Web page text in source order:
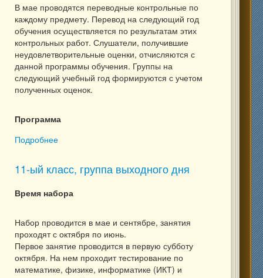
В мае проводятся переводные контрольные по
каждому предмету. Перевод на следующий год
обучения осуществляется по результатам этих
контрольных работ. Слушатели, получившие
неудовлетворительные оценки, отчисляются с
данной программы обучения. Группы на
следующий учебный год формируются с учетом
полученных оценок.
Программа
Подробнее
11-ый класс, группа выходного дня
Время набора
Набор проводится в мае и сентябре, занятия
проходят с октября по июнь.
Первое занятие проводится в первую субботу
октября. На нем проходит тестирование по
математике, физике, информатике (ИКТ) и